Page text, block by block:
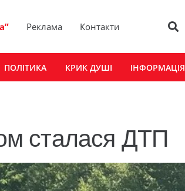
Реклама Контакти
ПОЛІТИКА КРИК ДУШІ ІНФОРМАЦІЯ
сталася ДТП